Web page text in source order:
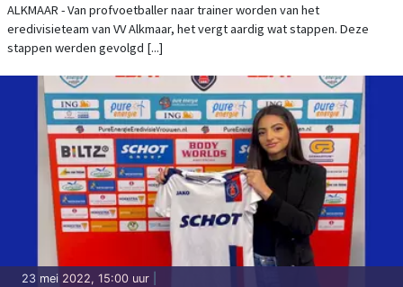
ALKMAAR - Van profvoetballer naar trainer worden van het
eredivisieteam van VV Alkmaar, het vergt aardig wat stappen. Deze
stappen werden gevolgd [...]
23 mei 2022, 15:00 uur